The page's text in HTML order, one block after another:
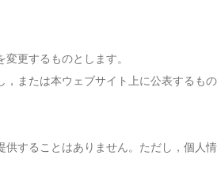
更するものとします。
または本ウェブサイト上に公表するもの
することはありません。ただし，個人